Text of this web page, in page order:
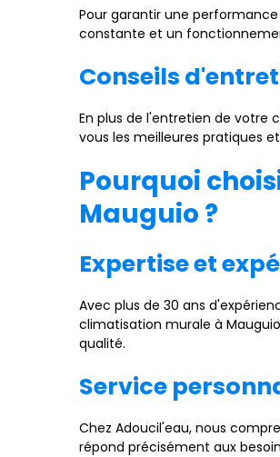
Pour garantir une
constante et un
Conseils
En plus de l'entretien de votre
vous les meilleures pratiques
Pourquoi
Mauguio ?
Expertise et
Avec plus de 30 ans
climatisation murale à
qualité.
Service
Chez Adoucil'eau, nous
répond précisément aux